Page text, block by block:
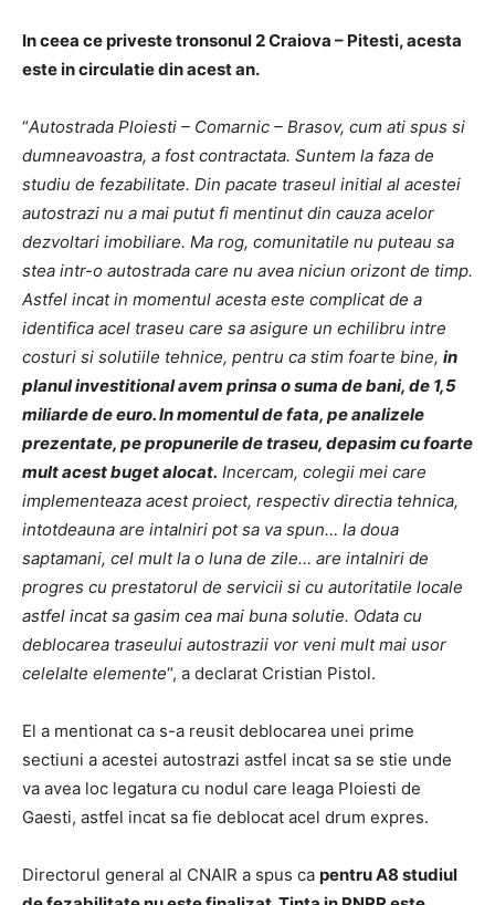
In ceea ce priveste tronsonul 2 Craiova – Pitesti, acesta
este in circulatie din acest an.
“Autostrada Ploiesti – Comarnic – Brasov, cum ati spus si
dumneavoastra, a fost contractata. Suntem la faza de
studiu de fezabilitate. Din pacate traseul initial al acestei
autostrazi nu a mai putut fi mentinut din cauza acelor
dezvoltari imobiliare. Ma rog, comunitatile nu puteau sa
stea intr-o autostrada care nu avea niciun orizont de timp.
Astfel incat in momentul acesta este complicat de a
identifica acel traseu care sa asigure un echilibru intre
costuri si solutiile tehnice, pentru ca stim foarte bine, in
planul investitional avem prinsa o suma de bani, de 1,5
miliarde de euro. In momentul de fata, pe analizele
prezentate, pe propunerile de traseu, depasim cu foarte
mult acest buget alocat. Incercam, colegii mei care
implementeaza acest proiect, respectiv directia tehnica,
intotdeauna are intalniri pot sa va spun… la doua
saptamani, cel mult la o luna de zile… are intalniri de
progres cu prestatorul de servicii si cu autoritatile locale
astfel incat sa gasim cea mai buna solutie. Odata cu
deblocarea traseului autostrazii vor veni mult mai usor
celelalte elemente“, a declarat Cristian Pistol.
El a mentionat ca s-a reusit deblocarea unei prime
sectiuni a acestei autostrazi astfel incat sa se stie unde
va avea loc legatura cu nodul care leaga Ploiesti de
Gaesti, astfel incat sa fie deblocat acel drum expres.
Directorul general al CNAIR a spus ca pentru A8 studiul